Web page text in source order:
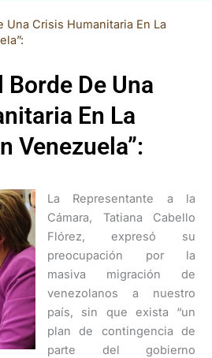
Una Crisis Humanitaria En La
Borde De Una
En La
Venezuela”:
La Representante a la
Cámara, Tatiana Cabello
Flórez, expresó su
preocupación por la
masiva migración de
venezolanos a nuestro
país, sin que exista “un
plan de contingencia de
parte del gobierno